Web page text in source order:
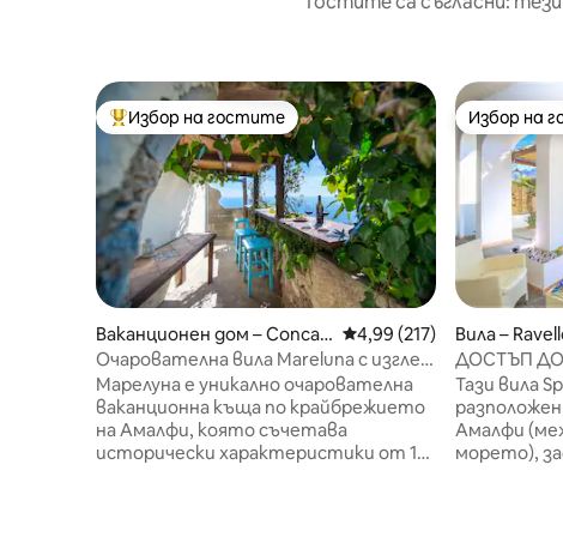
Най-популярен избор на гостите
Избор на гостите
Ваканционен дом – Conca
dei Marini
Средна оценка: 4,99 от
4,99 (217)
Очарователна вила Mareluna с изглед
към Капри
Марелуна е уникално очарователна
ваканционна къща по крайбрежието
на Амалфи, която съчетава
исторически характеристики от 18
Избор на
Избор на
Вила –
ДОСТЪП
ПАРКИНГ ☀️
Тази вила
Амалфи
морето),